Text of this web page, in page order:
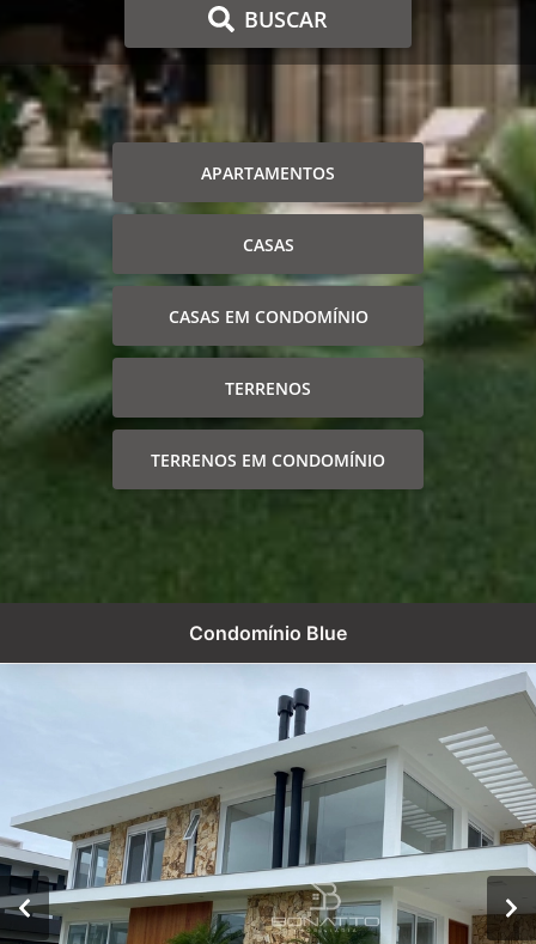
BUSCAR
APARTAMENTOS
CASAS
CASAS EM CONDOMÍNIO
TERRENOS
TERRENOS EM CONDOMÍNIO
Condomínio Blue